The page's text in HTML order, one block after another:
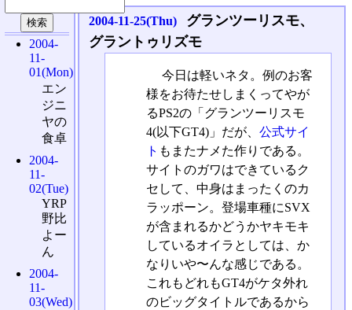
2004-11-25(Thu)
グランツーリスモ、
グラントゥリズモ
今日は軽いネタ。例のお客
様をお待たせしまくってやが
るPS2の「グランツーリスモ
4(以下GT4)」だが、 公式サイ
ト もまたナメた作りである。
サイトのガワはできているク
セして、中身はまったくのカ
ラッポーン。登場車種にSVX
が含まれるかどうかヤキモキ
しているオイラとしては、か
なりいや〜んな感じである。
これもどれもGT4がケタ外れ
のビッグタイトルであるから
2004-
11-
01(Mon)
エン
ジニ
ヤの
食卓
2004-
11-
02(Tue)
YRP
野比
よー
ん
2004-
11-
03(Wed)